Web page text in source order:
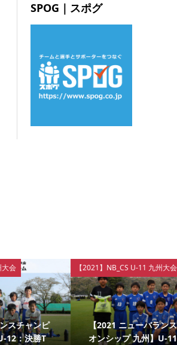
SPOG｜スポグ
【2021】NB_CS U-11 九州大会
【2021 ニューバランスチャンピ
オンシップ 九州】U-11：決勝T